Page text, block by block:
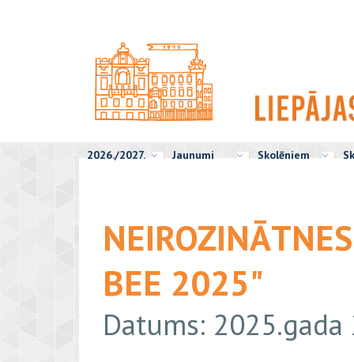
2026./2027. Jaunumi Skolēniem
BEE 2025"
Datums: